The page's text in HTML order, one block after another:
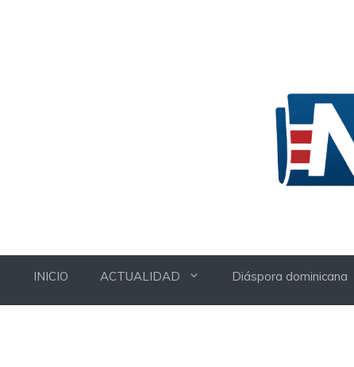
INICIO ACTUALIDAD Diáspora dominicana